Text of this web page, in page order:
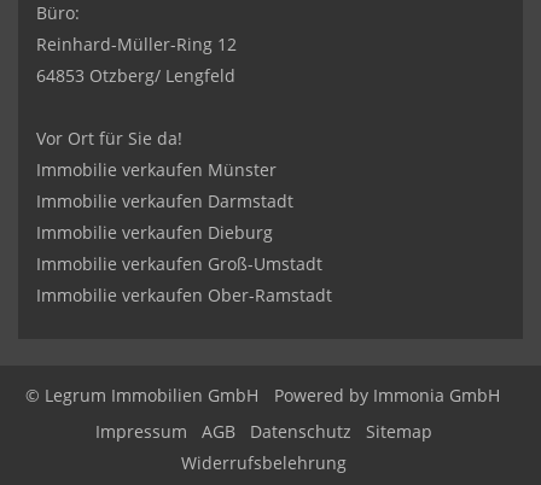
Büro:
Reinhard-Müller-Ring 12
64853 Otzberg/ Lengfeld
Vor Ort für Sie da!
Immobilie verkaufen Münster
Immobilie verkaufen Darmstadt
Immobilie verkaufen Dieburg
Immobilie verkaufen Groß-Umstadt
Immobilie verkaufen Ober-Ramstadt
© Legrum Immobilien GmbH Powered by Immonia GmbH
Impressum
AGB Datenschutz
Sitemap
Widerrufsbelehrung